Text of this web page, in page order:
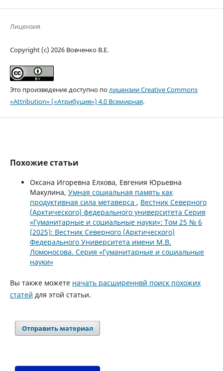
Лицензия
Copyright (c) 2026 Вовченко В.Е.
Это произведение доступно полицензии Creative Commons
«Attribution» («Атрибуция») 4.0 Всемирная.
Похожие статьи
Оксана Игоревна Елхова, Евгения Юрьевна
Макулина, Умная социальная память как
продуктивная сила метаверса , Вестник Северного
(Арктического) федерального университета Серия
«Гуманитарные и социальные науки»: Том 25 № 6
(2025): Вестник Северного (Арктического)
Федерального Университета имени М.В.
Ломоносова. Серия «Гуманитарные и социальные
науки»
Вы также можете начать расширеннвй поиск похожих
статей для этой статьи.
Отправить материал